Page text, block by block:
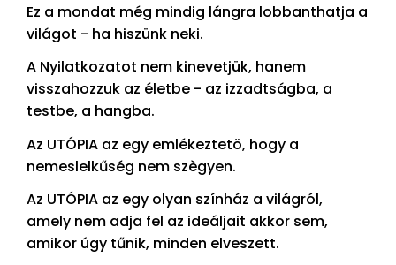
Ez a mondat még mindig lángra lobbanthatja a
világot - ha hiszünk neki.
A Nyilatkozatot nem kinevetjük, hanem
visszahozzuk az életbe - az izzadtságba, a
testbe, a hangba.
Az UTÓPIA az egy emlékeztetö, hogy a
nemeslelkűség nem szègyen.
Az UTÓPIA az egy olyan színház a világról,
amely nem adja fel az ideáljait akkor sem,
amikor úgy tűnik, minden elveszett.